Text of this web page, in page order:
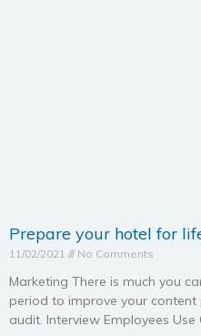
Prepare your hotel for
11/02/2021 No Comments
Marketing There is much you
period to improve your
audit. Interview Employees